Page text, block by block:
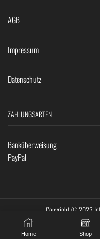
AGB
Impressum
Datenschutz
ZAHLUNGSARTEN
Banküberweisung
PayPal
Copyright © 2023
Home Shop